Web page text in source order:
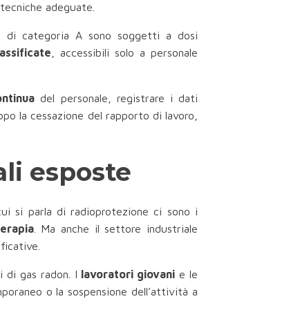
adeguate.
di categoria A sono soggetti a dosi
, accessibili solo a personale
del personale, registrare i dati
la cessazione del rapporto di lavoro,
esposte
si parla di radioprotezione ci sono i
. Ma anche il settore industriale
gas radon. I lavoratori giovani e le
o la sospensione dell’attività a